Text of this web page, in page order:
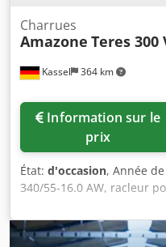
Kassel 364 km
Charrues
Amazone Teres 300
prix
État: d'occasion, Année
340/55-16.0 AW, racleur
centralisé de la pression
charrue STU 40, versoir
disque ouvreur denté D